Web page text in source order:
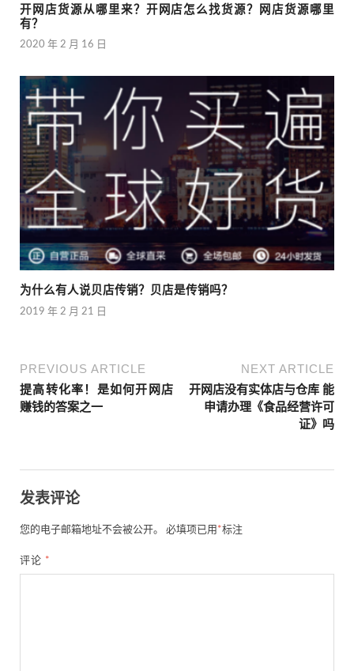
开网店货源从哪里来？开网店怎么找货源？网店货源哪里
有？
2020 年 2 月 16 日
为什么有人说贝店传销？贝店是传销吗？
2019 年 2 月 21 日
PREVIOUS ARTICLE
提高转化率！是如何开网店
赚钱的答案之一
NEXT ARTICLE
开网店没有实体店与仓库 能
申请办理《食品经营许可
证》吗
发表评论
您的电子邮箱地址不会被公开。 必填项已用 *标注
评论 *